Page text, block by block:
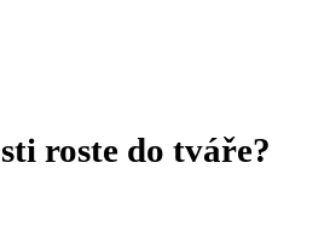
roste do tváře?